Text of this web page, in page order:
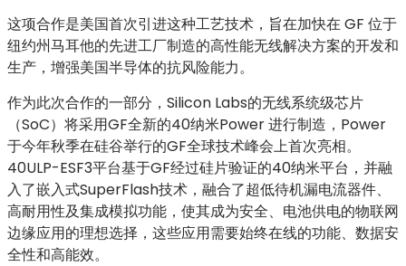
这项合作是美国首次引进这种工艺技术，旨在加快在 GF 位于
纽约州马耳他的先进工厂制造的高性能无线解决方案的开发和
生产，增强美国半导体的抗风险能力。
作为此次合作的一部分，Silicon Labs的无线系统级芯片
（SoC）将采用GF全新的40纳米Power 进行制造，Power
于今年秋季在硅谷举行的GF全球技术峰会上首次亮相。
40ULP-ESF3平台基于GF经过硅片验证的40纳米平台，并融
入了嵌入式SuperFlash技术，融合了超低待机漏电流器件、
高耐用性及集成模拟功能，使其成为安全、电池供电的物联网
边缘应用的理想选择，这些应用需要始终在线的功能、数据安
全性和高能效。